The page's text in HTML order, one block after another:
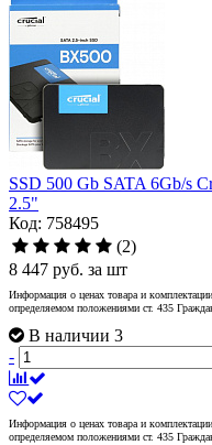
SSD 500 Gb SATA 6Gb/s
2.5"
Код: 758495
(2)
8 447 руб. за шт
Информация о ценах товара и
определяемом положениями ст. 435
В наличии 3
-
Информация о ценах товара и
определяемом положениями ст. 435